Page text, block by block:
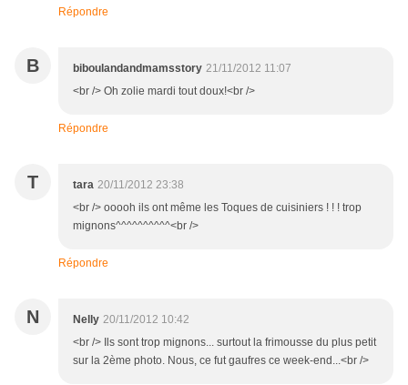
Répondre
B biboulandandmamsstory 21/11/2012 11:07
<br /> Oh zolie mardi tout doux!<br />
Répondre
T tara 20/11/2012 23:38
<br /> ooooh ils ont même les Toques de cuisiniers ! ! ! trop
mignons^^^^^^^^^^<br />
Répondre
N Nelly 20/11/2012 10:42
<br /> Ils sont trop mignons... surtout la frimousse du plus petit
sur la 2ème photo. Nous, ce fut gaufres ce week-end...<br />